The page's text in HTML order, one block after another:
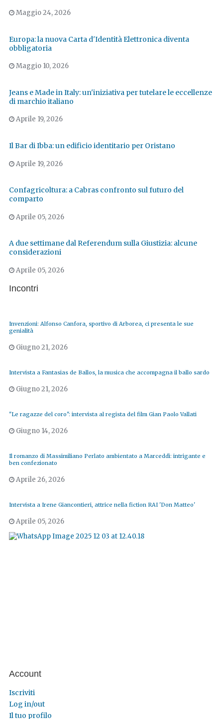
Maggio 24, 2026
Europa: la nuova Carta d'Identità Elettronica diventa
obbligatoria
Maggio 10, 2026
Jeans e Made in Italy: un'iniziativa per tutelare le eccellenze
di marchio italiano
Aprile 19, 2026
Il Bar di Ibba: un edificio identitario per Oristano
Aprile 19, 2026
Confagricoltura: a Cabras confronto sul futuro del
comparto
Aprile 05, 2026
A due settimane dal Referendum sulla Giustizia: alcune
considerazioni
Aprile 05, 2026
Incontri
Invenzioni: Alfonso Canfora, sportivo di Arborea, ci presenta le sue
genialità
Giugno 21, 2026
Intervista a Fantasias de Ballos, la musica che accompagna il ballo sardo
Giugno 21, 2026
"Le ragazze del coro": intervista al regista del film Gian Paolo Vallati
Giugno 14, 2026
Il romanzo di Massimiliano Perlato ambientato a Marceddì: intrigante e
ben confezionato
Aprile 26, 2026
Intervista a Irene Giancontieri, attrice nella fiction RAI 'Don Matteo'
Aprile 05, 2026
Account
Iscriviti
Log in/out
Il tuo profilo